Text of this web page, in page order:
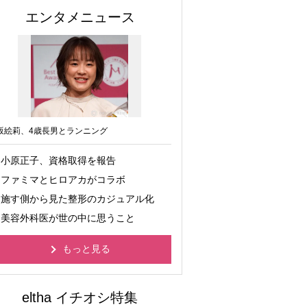
エンタメニュース
絵莉、4歳長男とランニング
小原正子、資格取得を報告
ファミマとヒロアカがコラボ
施す側から見た整形のカジュアル化
美容外科医が世の中に思うこと
もっと見る